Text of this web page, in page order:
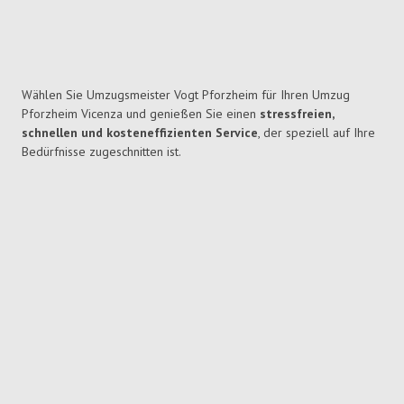
Wählen Sie Umzugsmeister Vogt Pforzheim für Ihren Umzug
Pforzheim Vicenza und genießen Sie einen stressfreien,
schnellen und kosteneffizienten Service, der speziell auf Ihre
Bedürfnisse zugeschnitten ist.